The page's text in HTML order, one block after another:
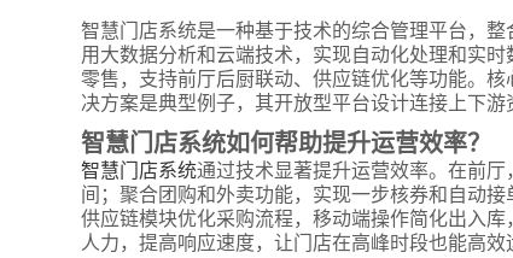
智慧门店系统是一种基于技术的综合管理平台，
用大数据分析和云端技术，实现自动化处理和实
零售，支持前厅后厨联动、供应链优化等功能。
决方案是典型例子，其开放型平台设计连接上下
智慧门店系统如何帮助提升运营效率？
智慧门店系统通过技术显著提升运营效率。在前
间；聚合团购和外卖功能，实现一步核券和自动
供应链模块优化采购流程，移动端操作简化出入
人力，提高响应速度，让门店在高峰时段也能高